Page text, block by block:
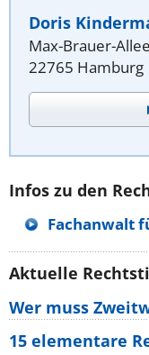
Doris
Max-Brauer-
22765 Hamburg
Infos zu den
Fachanwalt
Aktuelle
Wer muss
15 elementare